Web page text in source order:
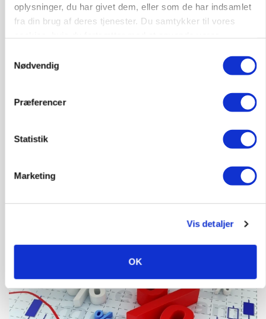
oplysninger, du har givet dem, eller som de har indsamlet
fra din brug af deres tjenester. Du samtykker til vores
Nødvendig
Præferencer
Statistik
Marketing
Vis detaljer
OK
Befriende, at topredaktør erkender, hun er
Loading...